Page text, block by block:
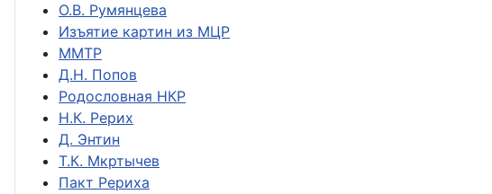
О.В. Румянцева
Изъятие картин из МЦР
ММТР
Д.Н. Попов
Родословная НКР
Н.К. Рерих
Д. Энтин
Т.К. Мкртычев
Пакт Рериха